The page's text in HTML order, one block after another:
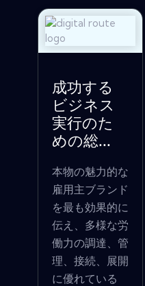
成功する
ビジネス
実行のた
めの総...
本物の魅力的な
雇用主ブランド
を最も効果的に
伝え、多様な労
働力の調達、管
理、接続、展開
に優れている